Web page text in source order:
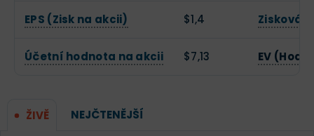
EPS (Zisk na akcii) $1,4 Zisková
Účetní hodnota na akcii $7,13 EV
ŽIVĚ NEJČTENĚJŠÍ